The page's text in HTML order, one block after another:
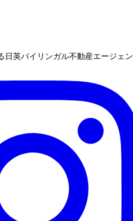
日英バイリンガル不動産エージェ